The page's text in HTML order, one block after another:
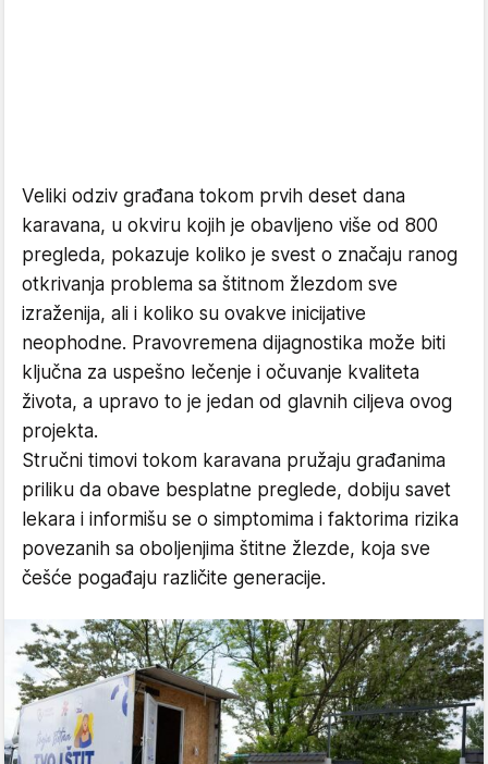
Veliki odziv građana tokom prvih deset dana
karavana, u okviru kojih je obavljeno više od 800
pregleda, pokazuje koliko je svest o značaju ranog
otkrivanja problema sa štitnom žlezdom sve
izraženija, ali i koliko su ovakve inicijative
neophodne. Pravovremena dijagnostika može biti
ključna za uspešno lečenje i očuvanje kvaliteta
života, a upravo to je jedan od glavnih ciljeva ovog
projekta.
Stručni timovi tokom karavana pružaju građanima
priliku da obave besplatne preglede, dobiju savet
lekara i informišu se o simptomima i faktorima rizika
povezanih sa oboljenjima štitne žlezde, koja sve
češće pogađaju različite generacije.